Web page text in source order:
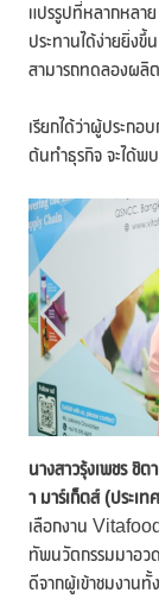
แปรรูปที่หลากหลา
ประทานได้ง่ายยิ่ง
สามารถทดลองผลิ
เรียกได้ว่าผู้ประกอ
ต้นทำธุรกิจ จะได้พ
นางสาวรุ้งเพชร ชิ
า มาร์เก็ตส์ (ประเท
เลือกงาน
ทัพนวัตกรรมมาอว
ดีจากผู้เข้าชมงานทั้